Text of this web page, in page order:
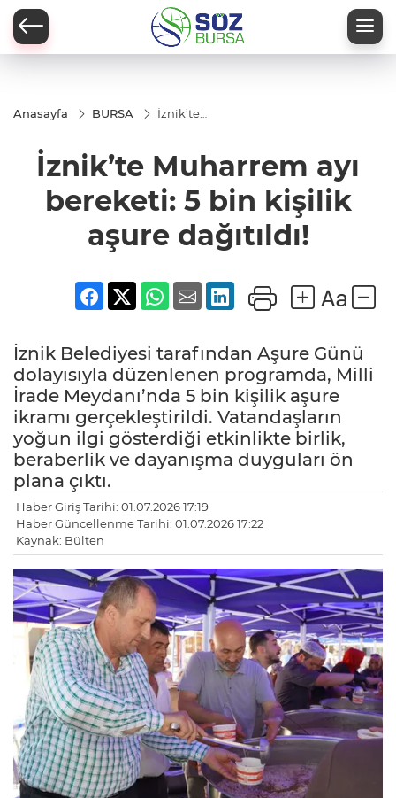
Anasayfa BURSA
İznik’te
bereketi: 5
bin kişilik
dağıtıldı!
İznik’te Muharrem ayı
bereketi: 5 bin kişilik
aşure dağıtıldı!
İznik Belediyesi tarafından Aşure Günü
dolayısıyla düzenlenen programda, Milli
İrade Meydanı’nda 5 bin kişilik aşure
ikramı gerçekleştirildi. Vatandaşların
yoğun ilgi gösterdiği etkinlikte birlik,
beraberlik ve dayanışma duyguları ön
plana çıktı.
Haber Giriş Tarihi: 01.07.2026 17:19
Haber Güncellenme Tarihi: 01.07.2026 17:22
Kaynak: Bülten